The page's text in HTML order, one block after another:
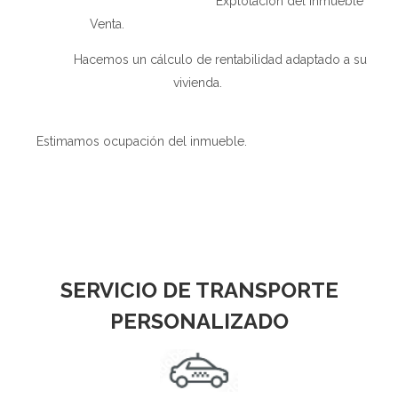
Venta.
Hacemos un cálculo de rentabilidad adaptado a su
vivienda.
Estimamos ocupación del inmueble.
SERVICIO DE TRANSPORTE
PERSONALIZADO